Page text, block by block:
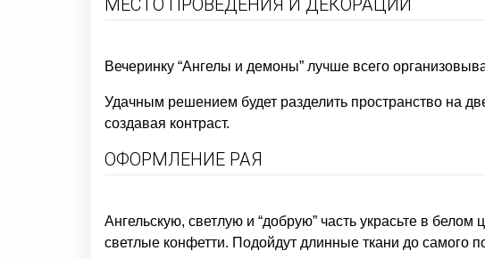
МЕСТО ПРОВЕДЕНИЯ И ДЕКОРАЦИИ
Вечеринку “Ангелы и демоны” лучше всего
Удачным решением будет разделить пространство на
создавая контраст.
ОФОРМЛЕНИЕ РАЯ
Ангельскую, светлую и “добрую” часть украсьте в
светлые конфетти. Подойдут длинные ткани до самого